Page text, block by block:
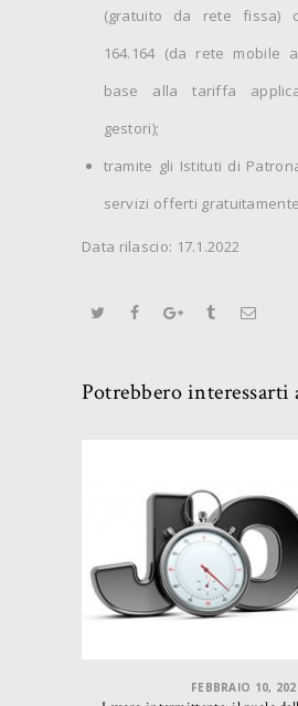
(gratuito da rete fissa)
164.164 (da rete mobile
base alla tariffa
gestori);
tramite gli Istituti di
servizi offerti
Data rilascio: 17.1.2022
Potrebbero interessarti
FEBBRAIO 10,